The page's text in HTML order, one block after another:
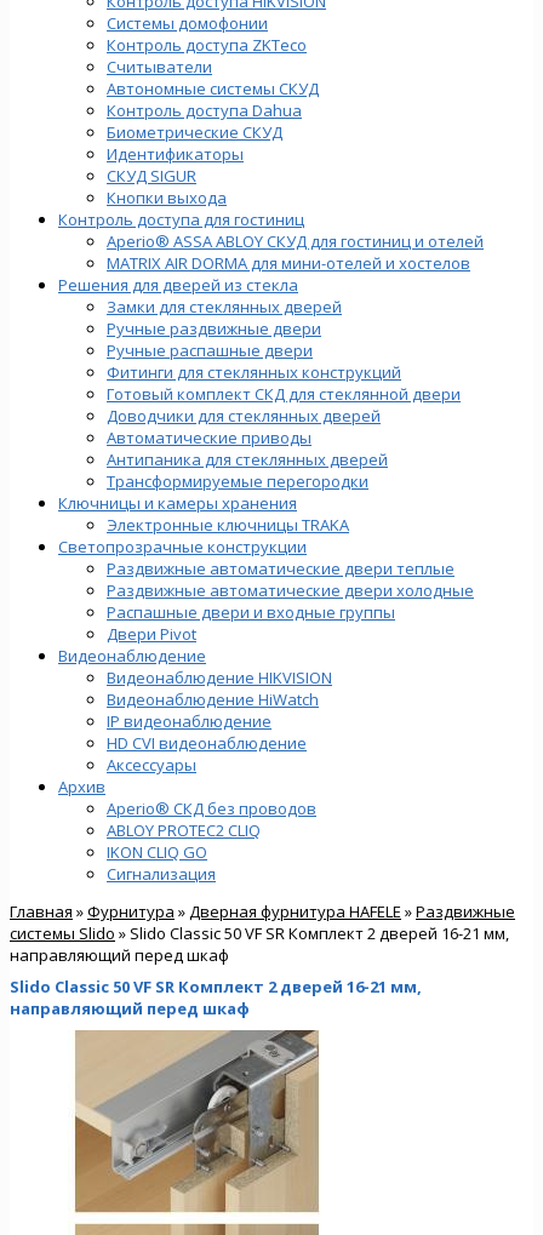
Системы домофонии
Контроль доступа ZKTeco
Считыватели
Автономные системы СКУД
Контроль доступа Dahua
Биометрические СКУД
Идентификаторы
СКУД SIGUR
Кнопки выхода
Контроль доступа для гостиниц
Aperio® ASSA ABLOY СКУД для гостиниц и отелей
MATRIX AIR DORMA для мини-отелей и хостелов
Решения для дверей из стекла
Замки для стеклянных дверей
Ручные раздвижные двери
Ручные распашные двери
Фитинги для стеклянных конструкций
Готовый комплект СКД для стеклянной двери
Доводчики для стеклянных дверей
Автоматические приводы
Антипаника для стеклянных дверей
Трансформируемые перегородки
Ключницы и камеры хранения
Электронные ключницы TRAKA
Светопрозрачные конструкции
Раздвижные автоматические двери теплые
Раздвижные автоматические двери холодные
Распашные двери и входные группы
Двери Pivot
Видеонаблюдение
Видеонаблюдение HIKVISION
Видеонаблюдение HiWatch
IP видеонаблюдение
HD CVI видеонаблюдение
Аксессуары
Архив
Aperio® СКД без проводов
ABLOY PROTEC2 CLIQ
IKON CLIQ GO
Сигнализация
Главная »Фурнитура » Дверная фурнитура HAFELE »Раздвижные
системы Slido » Slido Classic 50 VF SR Комплект 2 дверей 16-21 мм,
направляющий перед шкаф
Slido Classic 50 VF SR Комплект 2 дверей 16-21 мм,
направляющий перед шкаф